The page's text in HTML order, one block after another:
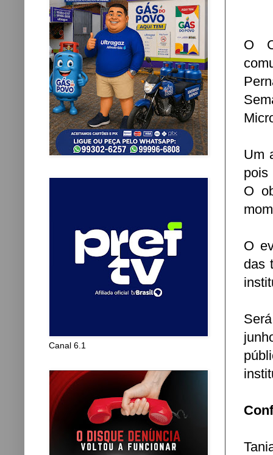
O
Um
pois
O
O
das
Canal 6.1